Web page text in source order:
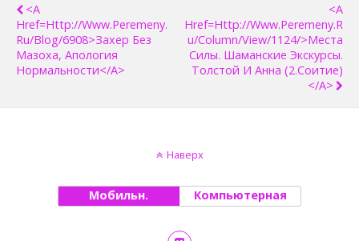
<a
Href=http://www.peremeny.
Ru/blog/6908>Захер Без
Мазоха, Апология
Нормальности</a>
<a
Href=http://www.peremeny.r
U/column/view/1124/>Места
Силы. Шаманские Экскурсы.
Толстой И Анна (2.Соитие)
</a>
Наверх
Мобильн. Компьютерная